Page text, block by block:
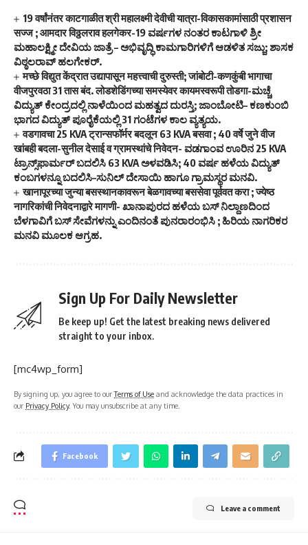
19 वर्षांनंतर काटगाळीत श्री महालक्ष्मी देवीची यात्रा-विकासकामांसाठी प्रशासन
सज्ज ; आमदार विठ्ठलराव हलगेकर-19 ವರ್ಷಗಳ ನಂತರ ಕಾಟಗಾಳಿ ಶ್ರೀ
ಮಹಾಲಕ್ಷ್ಮೀ ದೇವಿಯ ಜಾತ್ರೆ – ಅಭಿವೃದ್ಧಿ ಕಾಮಗಾರಿಗಳಿಗೆ ಆಡಳಿತ ಸಜ್ಜು; ಶಾಸಕ
ವಿಠ್ಠಲರಾವ್ ಹಲಗೇಕರ್.
मच्छे विद्युत केंद्रात उद्यापासून महत्त्वाची दुरुस्ती; जांबोटी-कणकुंबी भागाचा
वीजपुरवठा 31 तास बंद. लोडशेडिंगच्या समस्येवर कायमस्वरूपी तोडगा-ಮಚ್ಚೆ
ವಿದ್ಯುತ್ ಕೇಂದ್ರದಲ್ಲಿ ನಾಳೆಯಿಂದ ಮಹತ್ವದ ದುರಸ್ತಿ; ಜಾಂಬೋಟಿ– ಕಣಕುಂಬಿ
ಭಾಗದ ವಿದ್ಯುತ್ ಪೂರೈಕೆಯಲ್ಲಿ 31 ಗಂಟೆಗಳ ಕಾಲ ವ್ಯತ್ಯಯ.
वडगावचा 25 KVA ट्रान्सफॉर्मर बदलून 63 KVA बसवा ; 40 वर्षे जुने वीज
खांबही बदला-सुनील देसाई व ग्रामस्थांचे निवेदन- ವಡಗಾಂವ ಊರಿನ 25 KVA
ಟ್ರಾನ್ಸ್‌ಫಾರ್ಮರ್ ಬದಲಿಸಿ 63 KVA ಅಳವಡಿಸಿ; 40 ವರ್ಷ ಹಳೆಯ ವಿದ್ಯುತ್
ಕಂಬಗಳನ್ನೂ ಬದಲಿಸಿ–ಸುನಿಲ್ ದೇಸಾಯಿ ಹಾಗೂ ಗ್ರಾಮಸ್ಥರ ಮನವಿ.
खानापूरच्या जुन्या बसस्थानकावरून बेळगावच्या बससेवा पूर्ववत करा ; ज्येष्ठ
नागरिकांची निवेदनाद्वारे मागणी- ಖಾನಾಪುರದ ಹಳೆಯ ಬಸ್ ನಿಲ್ದಾಣದಿಂದ
ಬೆಳಗಾವಿಗೆ ಬಸ್ ಸೇವೆಗಳನ್ನು ಎಂದಿನಂತೆ ಪುನರಾರಂಭಿಸಿ ; ಹಿರಿಯ ನಾಗರಿಕರ
ಮನವಿ ಮೂಲಕ ಆಗ್ರಹ.
Sign Up For Daily Newsletter
Be keep up! Get the latest breaking news delivered
straight to your inbox.
[mc4wp_form]
By signing up, you agree to ourTerms of Use and acknowledge the data practices in
our Privacy Policy. You may unsubscribe at any time.
Facebook
Leave a comment